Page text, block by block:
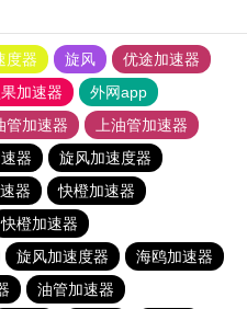
度器 旋风
优途加速器
加速器
外网app
管加速器
上油管加速器
器
旋风加速度器
器
快橙加速器
快橙加速器
旋风加速度器
海鸥加速器
油管加速器